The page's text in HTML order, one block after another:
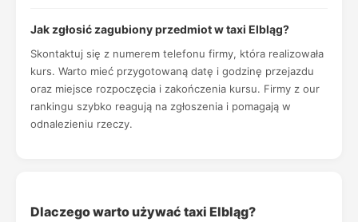
Jak zgłosić zagubiony przedmiot w taxi Elbląg?
Skontaktuj się z numerem telefonu firmy, która realizowała
kurs. Warto mieć przygotowaną datę i godzinę przejazdu
oraz miejsce rozpoczęcia i zakończenia kursu. Firmy z our
rankingu szybko reagują na zgłoszenia i pomagają w
odnalezieniu rzeczy.
Dlaczego warto używać taxi Elbląg?